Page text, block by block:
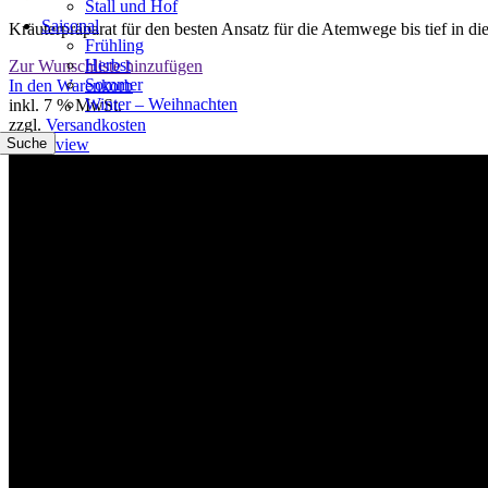
Stall und Hof
Saisonal
Frühling
Herbst
Sommer
Winter – Weihnachten
Suche
Kräuterpräparat für den besten Ansatz für die Atemwege bis tief in
Zur Wunschliste hinzufügen
In den Warenkorb
inkl. 7 % MwSt.
zzgl. Versandkosten
Quick view